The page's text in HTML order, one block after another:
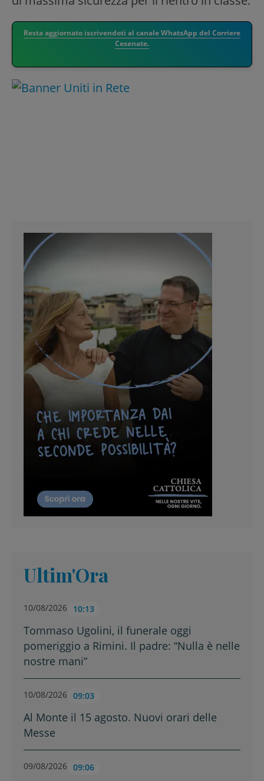
Resta aggiornato iscrivendoti al canale WhatsApp del Corriere
Cesenate.
Ultim'Ora
10/08/2026 10:13
Tommaso Ugolini, il funerale oggi
pomeriggio a Rimini. Il padre: “Nulla è nelle
nostre mani”
10/08/2026 09:03
Al Monte il 15 agosto. Nuovi orari delle
Messe
09/08/2026 09:06